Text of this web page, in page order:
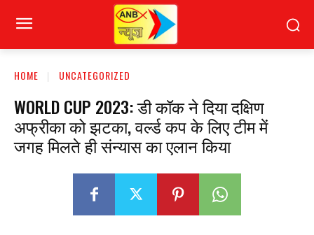
HOME UNCATEGORIZED
WORLD CUP 2023: डी कॉक ने दिया दक्षिण
अफ्रीका को झटका, वर्ल्ड कप के लिए टीम में
जगह मिलते ही संन्यास का एलान किया